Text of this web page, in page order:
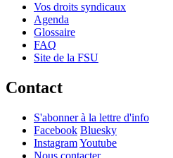
Vos droits syndicaux
Agenda
Glossaire
FAQ
Site de la FSU
Contact
S'abonner à la lettre d'info
Facebook Bluesky
InstagramYoutube
Nous contacter